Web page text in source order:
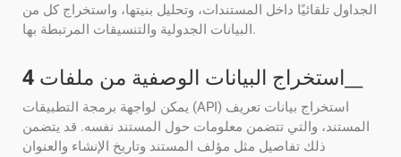
الجداول تلقائيًا داخل المستندات، وتحليل بنيتها، واستخراج كل من
البيانات الجدولية والتنسيقات المرتبطة بها.
استخراج البيانات الوصفية من ملفات 4
يمكن لواجهة برمجة التطبيقات (API) استخراج بيانات تعريف
المستند، والتي تتضمن معلومات حول المستند نفسه. قد يتضمن
ذلك تفاصيل مثل مؤلف المستند وتاريخ الإنشاء والعنوان